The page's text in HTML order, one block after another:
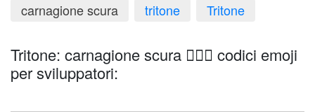
carnagione scura tritone Tritone
Tritone: carnagione scura 🧜🏿‍♂️ codici emoji
per sviluppatori: